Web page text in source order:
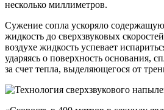
несколько миллиметров.
Сужение сопла ускоряло
жидкость до сверхзвуковых
воздухе жидкость успевает
ударяясь о поверхность основания,
за счет тепла, выделяющегося от